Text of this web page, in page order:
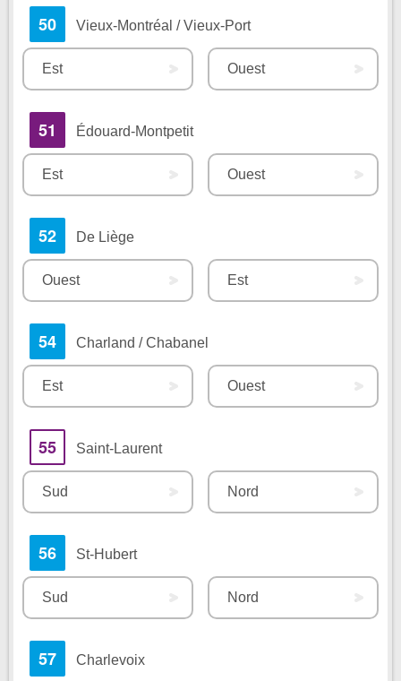
50 Vieux-Montréal / Vieux-Port
Est Ouest
51 Édouard-Montpetit
Est Ouest
52 De Liège
Ouest Est
54 Charland / Chabanel
Est Ouest
55 Saint-Laurent
Sud Nord
56 St-Hubert
Sud Nord
57 Charlevoix